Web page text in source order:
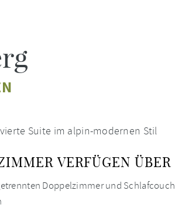
Suite im alpin-modernen Stil
VERFÜGEN ÜBER
Doppelzimmer und Schlafcouch